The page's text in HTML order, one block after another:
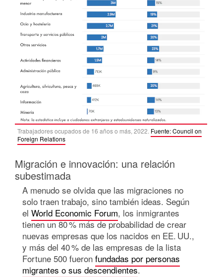
Trabajadores ocupados de 16 años o más, 2022. Fuente: Council on
Foreign Relations
Migración e innovación: una relación
subestimada
A menudo se olvida que las migraciones no
solo traen trabajo, sino también ideas. Según
el World Economic Forum, los inmigrantes
tienen un 80 % más de probabilidad de crear
nuevas empresas que los nacidos en EE. UU.,
y más del 40 % de las empresas de la lista
Fortune 500 fueron fundadas por personas
migrantes o sus descendientes.